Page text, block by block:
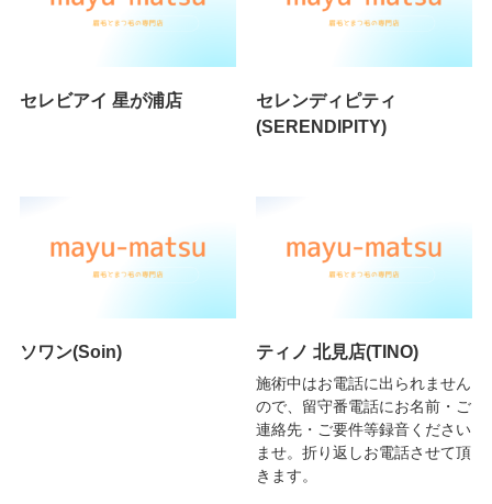
セレビアイ 星が浦店
セレンディピティ
(SERENDIPITY)
ソワン(Soin) ティノ 北見店(TINO)
施術中はお電話に出られません
ので、留守番電話にお名前・ご
連絡先・ご要件等録音ください
ませ。折り返しお電話させて頂
きます。